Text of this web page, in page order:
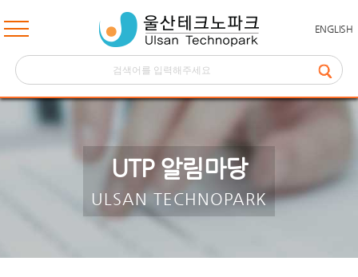
ENGLISH
UTP 알림마당
ULSAN TECHNOPARK